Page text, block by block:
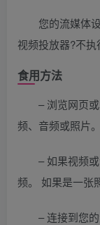
您的流媒体
视频投放器?不执
食用方法
– 浏览网页
频、音频或照片。
– 如果视频
频。 如果是一张
– 连接到您